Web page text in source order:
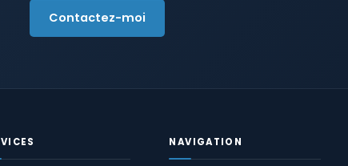
Contactez-moi
NAVIGATION